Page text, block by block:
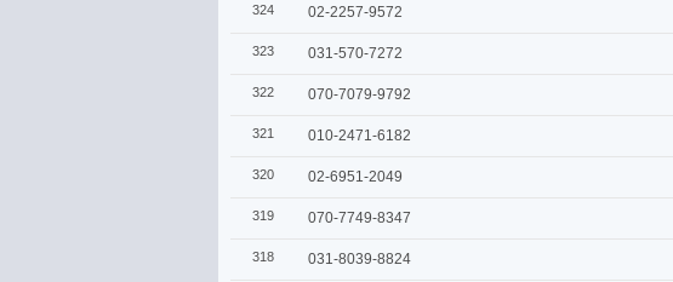
324 02-2257-9572
323 031-570-7272
322 070-7079-9792
321 010-2471-6182
320 02-6951-2049
319 070-7749-8347
318 031-8039-8824